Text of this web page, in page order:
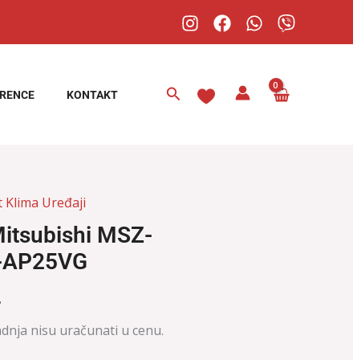
KONTAKT Pretraga
Klima Uređaji
MSZ-
nisu uračunati u cenu.